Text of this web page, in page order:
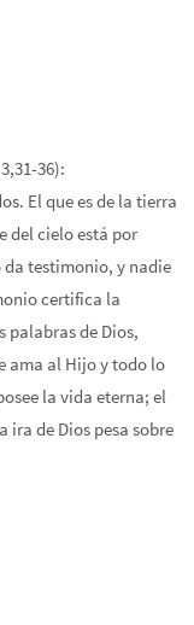
36):
El que es de la tierra
del cielo está por
da testimonio, y nadie
certifica la
palabras de Dios,
ama al Hijo y todo lo
la vida eterna; el
ira de Dios pesa sobre